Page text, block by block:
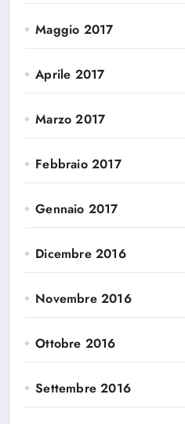
Maggio 2017
Aprile 2017
Marzo 2017
Febbraio 2017
Gennaio 2017
Dicembre 2016
Novembre 2016
Ottobre 2016
Settembre 2016